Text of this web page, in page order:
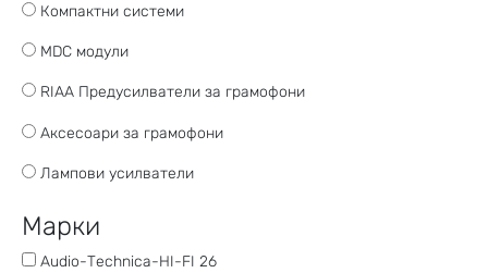
Компактни системи
MDC модули
RIAA Предусилватели за грамофони
Аксесоари за грамофони
Лампови усилватели
Марки
Audio-Technica-HI-FI 26